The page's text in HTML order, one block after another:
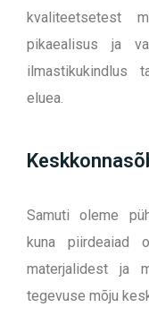
kvaliteetsetest
pikaealisus ja
ilmastikukindlus
eluea.
Samuti oleme
kuna piirdeaiad
materjalidest ja
tegevuse mõju